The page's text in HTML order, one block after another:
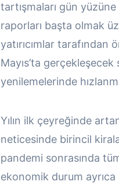
tartışmaları gün
raporları başta olmak
yatırıcımlar tarafından
Mayıs’ta
yenilemelerinde
Yılın ilk çeyreğinde
neticesinde birincil
pandemi sonrasında
ekonomik durum